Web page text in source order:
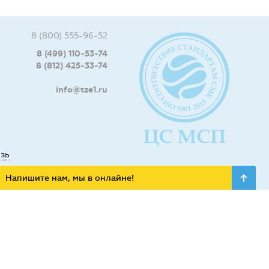
8 (800) 555-96-52
8 (499) 110-53-74
8 (812) 425-33-74
info@tze1.ru
Напишите нам, мы в онлайне!